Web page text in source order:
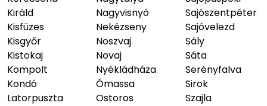
Királd
Kisfüzes
Kisgyőr
Kistokaj
Kompolt
Kondó
Latorpuszta
Nagyvisnyó
Nekézseny
Noszvaj
Novaj
Nyékládháza
Ómassa
Ostoros
Sajószentpéter
Sajóvelezd
Sály
Sáta
Serényfalva
Sirok
Szajla